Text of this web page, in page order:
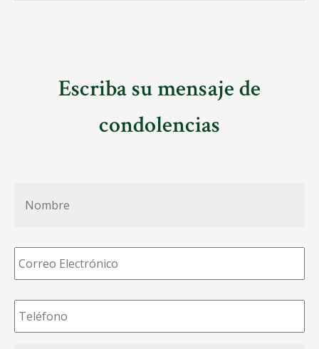
Escriba su mensaje de
condolencias
Correo
Electrónico *
Teléfono *